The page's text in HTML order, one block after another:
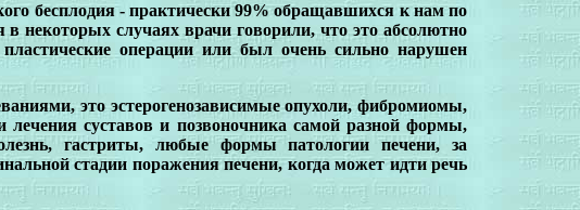
бесплодия - практически 99% обращавшихся к нам по
некоторых случаях врачи говорили, что это абсолютно
операции или был очень сильно нарушен
это эстерогенозависимые опухоли, фибромиомы,
лечения суставов и позвоночника самой разной формы,
гастриты, любые формы патологии печени, за
стадии поражения печени, когда может идти речь